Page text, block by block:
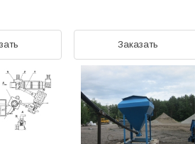
Заказать